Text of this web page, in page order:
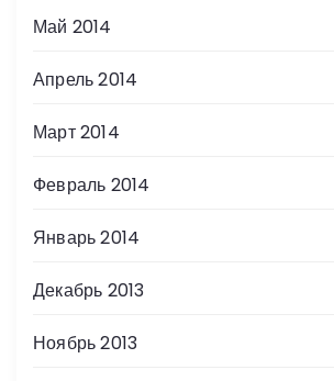
Май 2014
Апрель 2014
Март 2014
Февраль 2014
Январь 2014
Декабрь 2013
Ноябрь 2013